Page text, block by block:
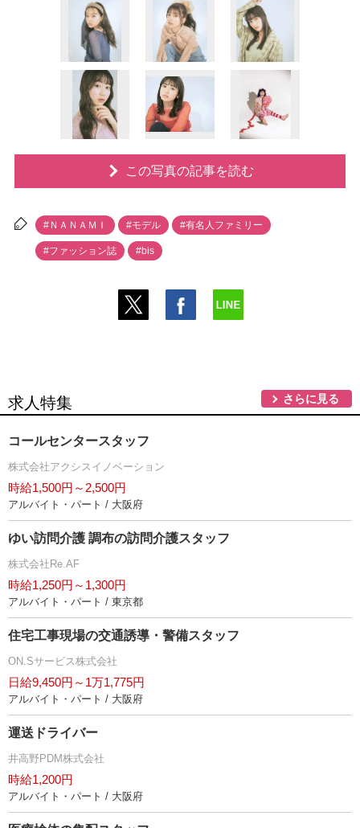
この写真の記事を読む
#ＮＡＮＡＭＩ #モデル #有名人ファミリー
#ファッション誌 #bis
求人特集 さらに見る
コールセンタースタッフ
株式会社アクシスイノベーション
時給1,500円～2,500円
アルバイト・パート / 大阪府
ゆい訪問介護 調布の訪問介護スタッフ
株式会社Re.AF
時給1,250円～1,300円
アルバイト・パート / 東京都
住宅工事現場の交通誘導・警備スタッフ
ON.Sサービス株式会社
日給9,450円～1万1,775円
アルバイト・パート / 大阪府
運送ドライバー
井高野PDM株式会社
時給1,200円
アルバイト・パート / 大阪府